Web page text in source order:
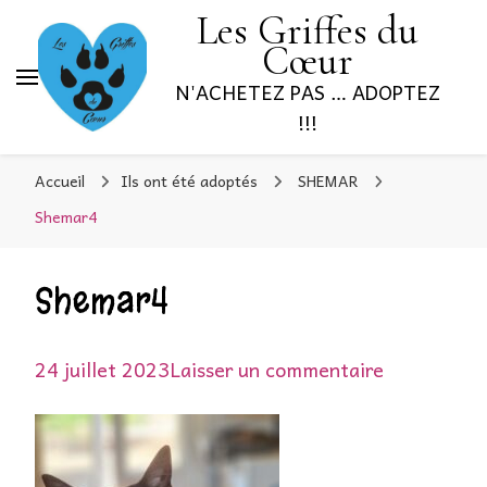
Les Griffes du
Cœur
N'ACHETEZ PAS … ADOPTEZ
!!!
Accueil Ils ont été adoptés
SHEMAR
Shemar4
Shemar4
24 juillet 2023Laisser un commentaire